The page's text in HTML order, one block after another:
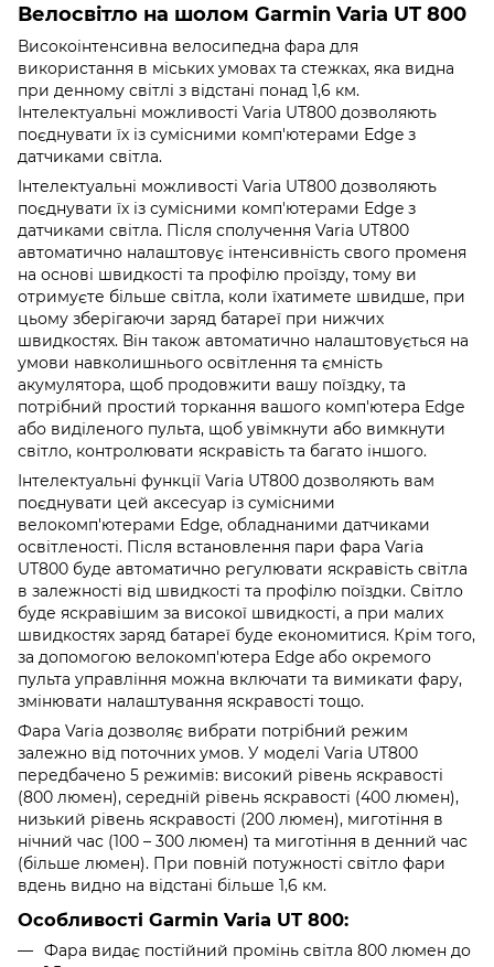
Велосвітло на шолом Garmin Varia UT 800
Високоінтенсивна велосипедна фара для
використання в міських умовах та стежках, яка видна
при денному світлі з відстані понад 1,6 км.
Інтелектуальні можливості Varia UT800 дозволяють
поєднувати їх із сумісними комп'ютерами Edge з
датчиками світла.
Інтелектуальні можливості Varia UT800 дозволяють
поєднувати їх із сумісними комп'ютерами Edge з
датчиками світла. Після сполучення Varia UT800
автоматично налаштовує інтенсивність свого променя
на основі швидкості та профілю проїзду, тому ви
отримуєте більше світла, коли їхатимете швидше, при
цьому зберігаючи заряд батареї при нижчих
швидкостях. Він також автоматично налаштовується на
умови навколишнього освітлення та ємність
акумулятора, щоб продовжити вашу поїздку, та
потрібний простий торкання вашого комп'ютера Edge
або виділеного пульта, щоб увімкнути або вимкнути
світло, контролювати яскравість та багато іншого.
Інтелектуальні функції Varia UT800 дозволяють вам
поєднувати цей аксесуар із сумісними
велокомп'ютерами Edge, обладнаними датчиками
освітленості. Після встановлення пари фара Varia
UT800 буде автоматично регулювати яскравість світла
в залежності від швидкості та профілю поїздки. Світло
буде яскравішим за високої швидкості, а при малих
швидкостях заряд батареї буде економитися. Крім того,
за допомогою велокомп'ютера Edge або окремого
пульта управління можна включати та вимикати фару,
змінювати налаштування яскравості тощо.
Фара Varia дозволяє вибрати потрібний режим
залежно від поточних умов. У моделі Varia UT800
передбачено 5 режимів: високий рівень яскравості
(800 люмен), середній рівень яскравості (400 люмен),
низький рівень яскравості (200 люмен), миготіння в
нічний час (100 – 300 люмен) та миготіння в денний час
(більше люмен). При повній потужності світло фари
вдень видно на відстані більше 1,6 км.
Особливості Garmin Varia UT 800:
Фара видає постійний промінь світла 800 люмен до